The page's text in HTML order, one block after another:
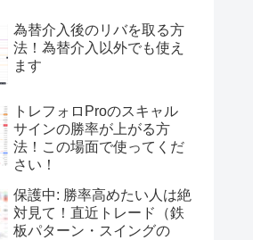
為替介入後のリバを取る方
法！為替介入以外でも使え
ます
トレフォロProのスキャル
サインの勝率が上がる方
法！この場面で使ってくだ
さい！
保護中: 勝率高めたい人は絶
対見て！直近トレード（鉄
板パターン・スイングの